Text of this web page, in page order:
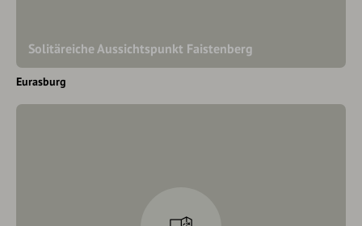
Solitäreiche Aussichtspunkt Faistenberg
Eurasburg